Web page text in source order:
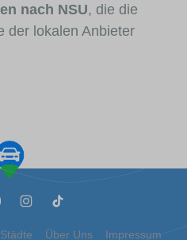
nach NSU, die die
der lokalen Anbieter
Städte Über Uns Impressum